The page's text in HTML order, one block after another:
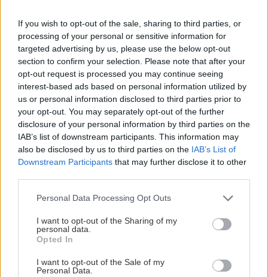
If you wish to opt-out of the sale, sharing to third parties, or
processing of your personal or sensitive information for
targeted advertising by us, please use the below opt-out
section to confirm your selection. Please note that after your
opt-out request is processed you may continue seeing
interest-based ads based on personal information utilized by
us or personal information disclosed to third parties prior to
your opt-out. You may separately opt-out of the further
disclosure of your personal information by third parties on the
IAB’s list of downstream participants. This information may
also be disclosed by us to third parties on the IAB’s List of
Downstream Participants that may further disclose it to other
Please note that this website/app uses one or more Google
not limited to your visit or usage behaviour. You may click to
grant or deny consent to Google and its third-party tags to
use your data for below specified purposes in below Google
consent section.
Personal Data Processing Opt Outs
I want to opt-out of the Sharing of my
personal data.
Opted In
I want to opt-out of the Sale of my
Personal Data.
Lamely bioklimatickej pergoly je možné naklápať a
umožniť tak prúdenie vzduchu pod pergolou.|Zdroj:
Climax.sk
4. Zimnú záhradu využijete aj v
lete
Súčasťou moderných domov sú často tiež
zimné záhrady
neobývateľnými. Avšak vďaka vhodnému